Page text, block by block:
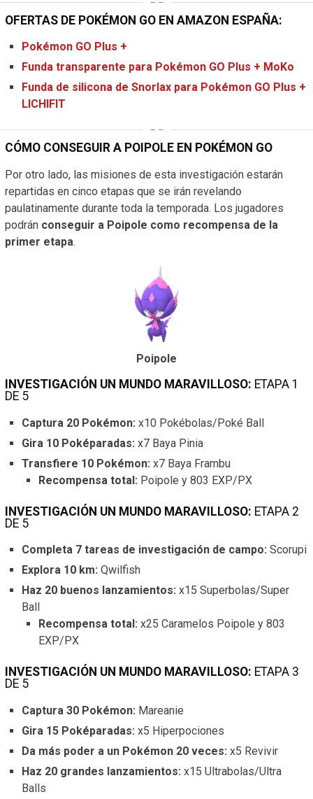
OFERTAS DE POKÉMON GO EN AMAZON ESPAÑA:
Pokémon GO Plus +
Funda transparente para Pokémon GO Plus + MoKo
Funda de silicona de Snorlax para Pokémon GO Plus +
LICHIFIT
CÓMO CONSEGUIR A POIPOLE EN POKÉMON GO
Por otro lado, las misiones de esta investigación estarán
repartidas en cinco etapas que se irán revelando
paulatinamente durante toda la temporada. Los jugadores
podrán conseguir a Poipole como recompensa de la
primer etapa.
Poipole
INVESTIGACIÓN UN MUNDO MARAVILLOSO: ETAPA 1
DE 5
Captura 20 Pokémon: x10 Pokébolas/Poké Ball
Gira 10 Poképaradas: x7 Baya Pinia
Transfiere 10 Pokémon: x7 Baya Frambu
Recompensa total: Poipole y 803 EXP/PX
INVESTIGACIÓN UN MUNDO MARAVILLOSO: ETAPA 2
DE 5
Completa 7 tareas de investigación de campo: Scorupi
Explora 10 km: Qwilfish
Haz 20 buenos lanzamientos: x15 Superbolas/Super
Ball
Recompensa total: x25 Caramelos Poipole y 803
EXP/PX
INVESTIGACIÓN UN MUNDO MARAVILLOSO: ETAPA 3
DE 5
Captura 30 Pokémon: Mareanie
Gira 15 Poképaradas: x5 Hiperpociones
Da más poder a un Pokémon 20 veces: x5 Revivir
Haz 20 grandes lanzamientos: x15 Ultrabolas/Ultra
Balls